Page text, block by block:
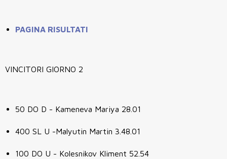
PAGINA RISULTATI
VINCITORI GIORNO 2
50 DO D - Kameneva Mariya 28.01
400 SL U -Malyutin Martin 3.48.01
100 DO U - Kolesnikov Kliment 52.54